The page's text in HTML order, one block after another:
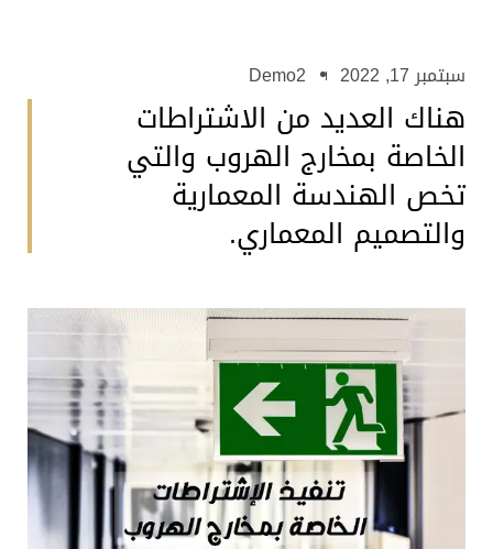
سبتمبر 17, 2022 Demo2
هناك العديد من الاشتراطات
الخاصة بمخارج الهروب والتي
تخص الهندسة المعمارية
والتصميم المعماري.